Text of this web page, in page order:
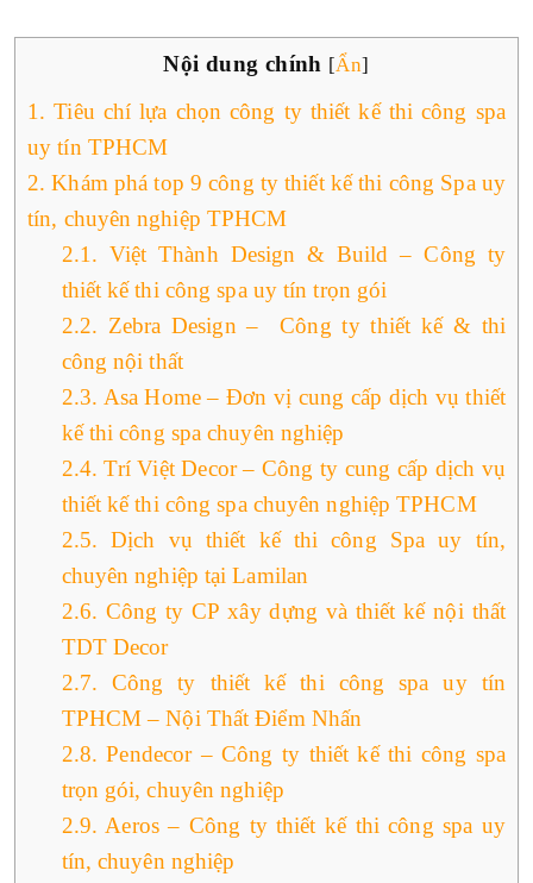
Nội dung chính [Ẩn]
1. Tiêu chí lựa chọn công ty thiết kế thi công spa
uy tín TPHCM
2. Khám phá top 9 công ty thiết kế thi công Spa uy
tín, chuyên nghiệp TPHCM
2.1. Việt Thành Design & Build – Công ty
thiết kế thi công spa uy tín trọn gói
2.2. Zebra Design – Công ty thiết kế & thi
công nội thất
2.3. Asa Home – Đơn vị cung cấp dịch vụ thiết
kế thi công spa chuyên nghiệp
2.4. Trí Việt Decor – Công ty cung cấp dịch vụ
thiết kế thi công spa chuyên nghiệp TPHCM
2.5. Dịch vụ thiết kế thi công Spa uy tín,
chuyên nghiệp tại Lamilan
2.6. Công ty CP xây dựng và thiết kế nội thất
TDT Decor
2.7. Công ty thiết kế thi công spa uy tín
TPHCM – Nội Thất Điểm Nhấn
2.8. Pendecor – Công ty thiết kế thi công spa
trọn gói, chuyên nghiệp
2.9. Aeros – Công ty thiết kế thi công spa uy
tín, chuyên nghiệp